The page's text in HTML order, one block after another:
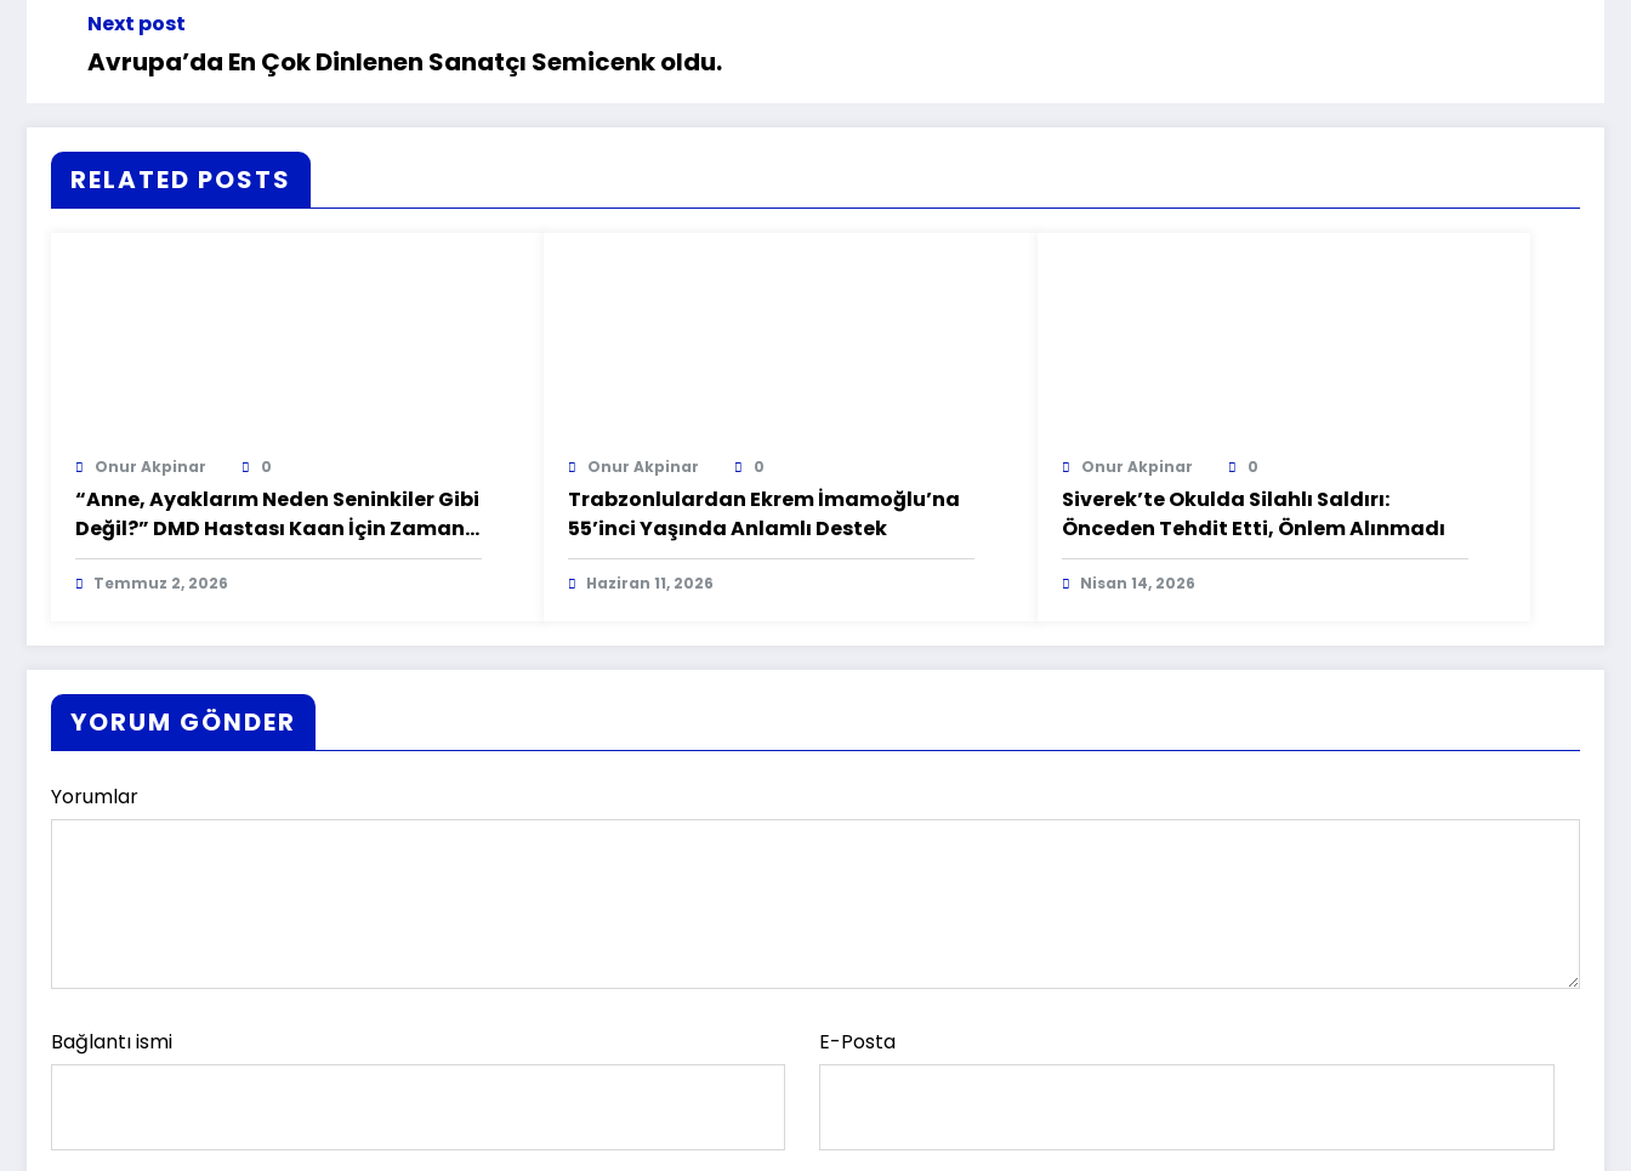
Next post
Avrupa’da En Çok Dinlenen Sanatçı Semicenk oldu.
RELATED POSTS
Onur Akpinar 0
“Anne, Ayaklarım Neden Seninkiler Gibi
Değil?” DMD Hastası Kaan İçin Zamana
Karşı Yarış
Temmuz 2, 2026
Onur Akpinar 0
Trabzonlulardan Ekrem İmamoğlu’na
55’inci Yaşında Anlamlı Destek
Haziran 11, 2026
Onur Akpinar 0
Siverek’te Okulda Silahlı Saldırı:
Önceden Tehdit Etti, Önlem Alınmadı
Nisan 14, 2026
YORUM GÖNDER
Yorumlar
Bağlantı ismi E-Posta